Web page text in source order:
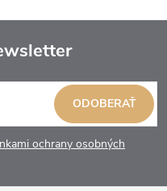
ochrany osobných
ODOBERAŤ